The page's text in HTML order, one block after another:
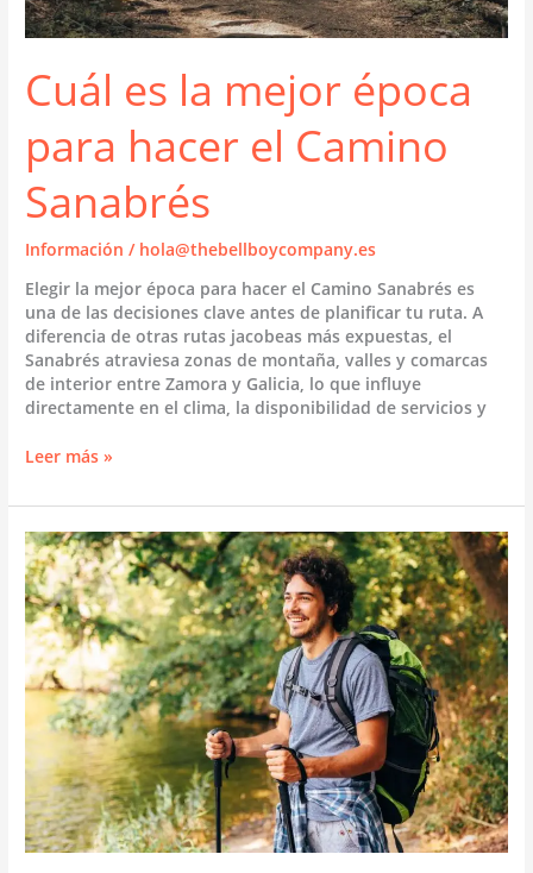
Cuál es la mejor época
para hacer el Camino
Sanabrés
Información / hola@thebellboycompany.es
Elegir la mejor época para hacer el Camino Sanabrés es
una de las decisiones clave antes de planificar tu ruta. A
diferencia de otras rutas jacobeas más expuestas, el
Sanabrés atraviesa zonas de montaña, valles y comarcas
de interior entre Zamora y Galicia, lo que influye
directamente en el clima, la disponibilidad de servicios y
Cuál
la
época
para
hacer
el
Camino
Sanabrés
Leer más »